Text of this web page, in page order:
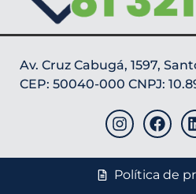
Av. Cruz Cabugá, 1597,
CEP: 50040-000 CNPJ:
Política de